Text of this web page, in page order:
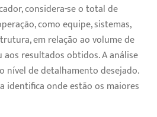
considera-se o total de
como equipe, sistemas,
em relação ao volume de
resultados obtidos. A análise
nível de detalhamento desejado.
identifica onde estão os maiores